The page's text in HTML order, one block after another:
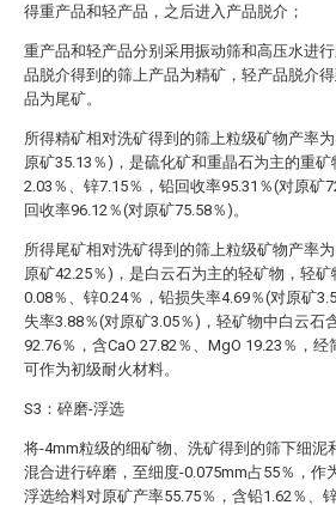
得重产品和轻产品，之后进入产品脱介；
重产品和轻产品分别采用振动筛和高压水进
品脱介得到的筛上产品为精矿，轻产品脱介
品为尾矿。
所得精矿相对洗矿得到的筛上粒级矿物产率
原矿35.13％)，是硫化矿和重晶石为主的重矿
2.03％、锌7.15％，铅回收率95.31％(对原矿
回收率96.12％(对原矿75.58％)。
所得尾矿相对洗矿得到的筛上粒级矿物产率
原矿42.25％)，是白云石为主的轻矿物，轻矿
0.08％、锌0.24％，铅损失率4.69％(对原矿
失率3.88％(对原矿3.05％)，轻矿物中白云石
92.76％，含CaO 27.82％、MgO 19.23％，经
可作为初级耐火材料。
S3：碎磨-浮选
将-4mm粒级的细矿物、洗矿得到的筛下细泥
混合进行碎磨，至细度-0.075mm占55％，作
浮选给料对原矿产率55.75％，含铅1.62％、